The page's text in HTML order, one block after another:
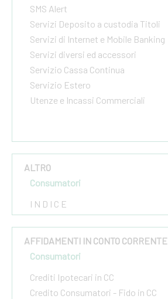
SMS Alert
Servizi Deposito a custodia Titoli
Servizi di Internet e Mobile Banking
Servizi diversi ed accessori
Servizio Cassa Continua
Servizio Estero
Utenze e Incassi Commerciali
ALTRO
Consumatori
I N D I C E
AFFIDAMENTI IN CONTO CORRENTE
Consumatori
Crediti Ipotecari in CC
Credito Consumatori - Fido in CC